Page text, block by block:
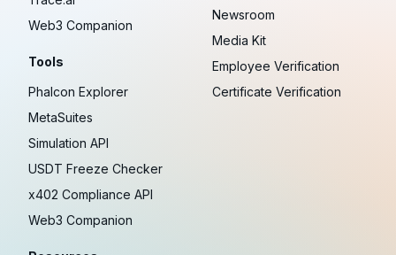
Web3 Companion
Tools
Phalcon Explorer
MetaSuites
Simulation API
USDT Freeze Checker
x402 Compliance API
Web3 Companion
Newsroom
Media Kit
Employee Verification
Certificate Verification